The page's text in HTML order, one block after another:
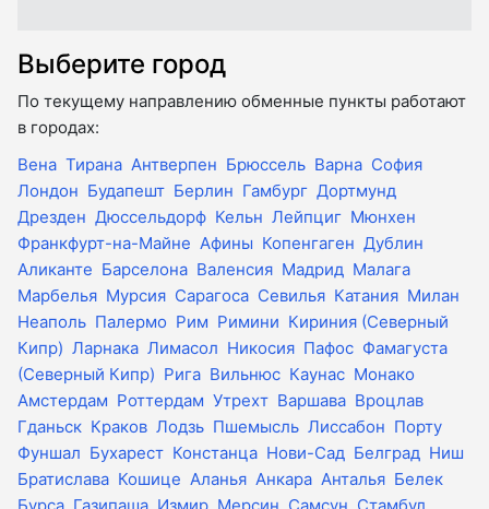
Выберите город
По текущему направлению обменные пункты работают
в городах:
Вена Тирана Антверпен Брюссель Варна София
Лондон Будапешт Берлин Гамбург Дортмунд
Дрезден Дюссельдорф Кельн Лейпциг Мюнхен
Франкфурт-на-Майне Афины Копенгаген Дублин
Аликанте Барселона Валенсия Мадрид Малага
Марбелья Мурсия Сарагоса Севилья Катания Милан
Неаполь Палермо Рим Римини Кириния (Северный
Кипр) Ларнака Лимасол Никосия Пафос Фамагуста
(Северный Кипр) Рига Вильнюс Каунас Монако
Амстердам Роттердам Утрехт Варшава Вроцлав
Гданьск Краков Лодзь Пшемысль Лиссабон Порту
Фуншал Бухарест Констанца Нови-Сад Белград Ниш
Братислава Кошице Аланья Анкара Анталья Белек